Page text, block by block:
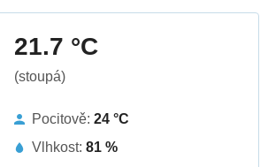
21.7 °C
(stoupá)
Pocitově: 24 °C
Vlhkost: 81 %